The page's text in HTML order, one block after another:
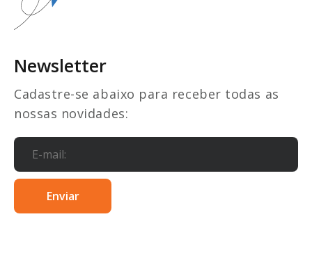
Newsletter
Cadastre-se abaixo para receber todas as
nossas novidades: